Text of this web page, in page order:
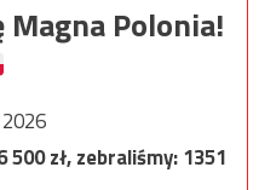
Polonia!
500zł, zebraliśmy:1351